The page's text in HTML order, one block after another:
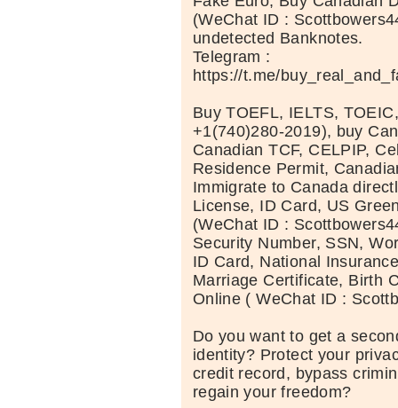
(WeChat ID :
undetected Banknotes.
Telegram :
https://t.me/
Buy TOEFL, IELTS,
+1(740)280-2019), buy
Canadian TCF, CELPIP,
Residence Permit,
Immigrate to Canada
License, ID Card, US
(WeChat ID :
Security Number, SSN,
ID Card, National
Marriage Certificate, Birth
Online ( WeChat ID :
Do you want to get a
identity? Protect your
credit record, bypass
regain your freedom?